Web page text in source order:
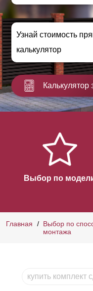
Узнай стоимость
калькулятор
Калькулятор
Выбор по
Главная
Выбор по
монтажа
купить комплект